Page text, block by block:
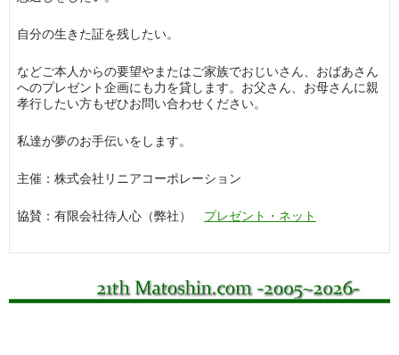
自分の生きた証を残したい。
などご本人からの要望やまたはご家族でおじいさん、おばあさん
へのプレゼント企画にも力を貸します。お父さん、お母さんに親
孝行したい方もぜひお問い合わせください。
私達が夢のお手伝いをします。
主催：株式会社リニアコーポレーション
協賛：有限会社待人心（弊社） プレゼント・ネット